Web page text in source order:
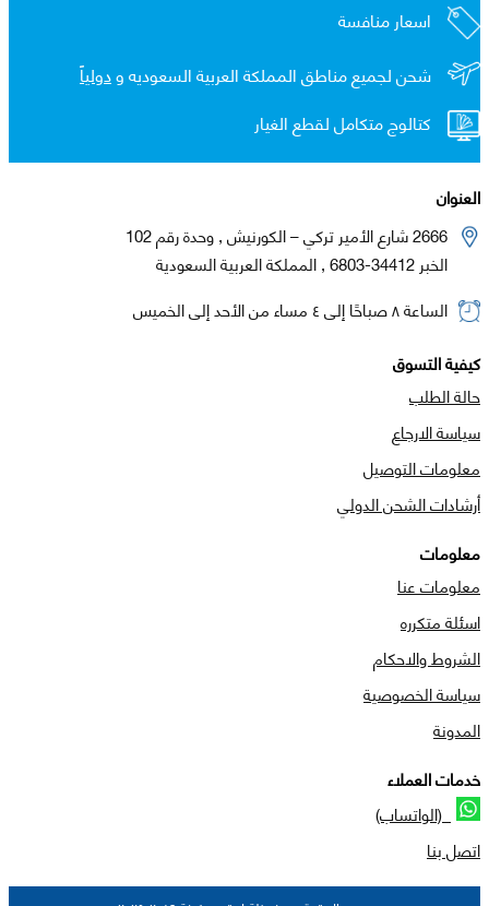
اسعار منافسة
شحن لجميع مناطق المملكة العربية السعوديه ودولياً
كتالوج متكامل لقطع الغيار
العنوان
2666 شارع الأمير تركي – الكورنيش , وحدة رقم 102
الخبر 34412-6803 , المملكة العربية السعودية
الساعة ٨ صباحًا إلى ٤ مساء من الأحد إلى الخميس
كيفية التسوق
حالة الطلب
سياسة الارجاع
معلومات التوصيل
أرشادات الشحن الدولي
معلومات
معلومات عنا
اسئلة متكرره
الشروط والاحكام
سياسة الخصوصية
المدونة
خدمات العملاء
(الواتساب)
اتصل بنا